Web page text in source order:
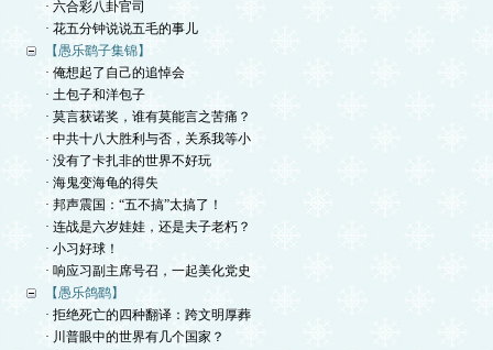
· 六合彩八卦官司
· 花五分钟说说五毛的事儿
【愚乐鹞子集锦】
· 俺想起了自己的追悼会
· 土包子和洋包子
· 莫言获诺奖，谁有莫能言之苦痛？
· 中共十八大胜利与否，关系我等小
· 没有了卡扎非的世界不好玩
· 海鬼变海龟的得失
· 邦声震国：“五不搞”太搞了！
· 连战是六岁娃娃，还是夫子老朽？
· 小习好球！
· 响应习副主席号召，一起美化党史
【愚乐鸽鹞】
· 拒绝死亡的四种翻译：跨文明厚葬
· 川普眼中的世界有几个国家？